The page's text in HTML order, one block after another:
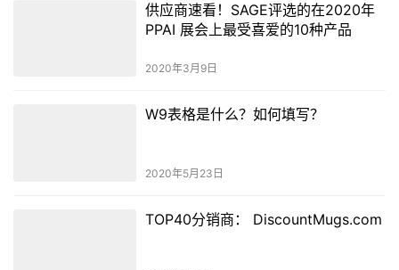
供应商速看！SAGE评选的在2020年
PPAI 展会上最受喜爱的10种产品
2020年3月9日
W9表格是什么？如何填写？
2020年5月23日
TOP40分销商： DiscountMugs.com